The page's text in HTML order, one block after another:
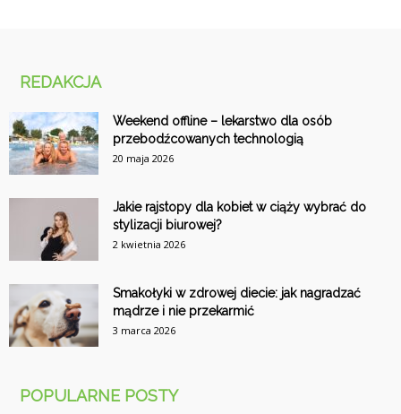
REDAKCJA
Weekend offline – lekarstwo dla osób
przebodźcowanych technologią
20 maja 2026
Jakie rajstopy dla kobiet w ciąży wybrać do
stylizacji biurowej?
2 kwietnia 2026
Smakołyki w zdrowej diecie: jak nagradzać
mądrze i nie przekarmić
3 marca 2026
POPULARNE POSTY